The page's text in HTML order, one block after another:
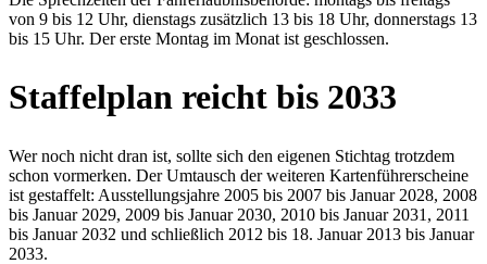
von 9 bis 12 Uhr, dienstags zusätzlich 13 bis 18 Uhr, donnerstags 13
bis 15 Uhr. Der erste Montag im Monat ist geschlossen.
Staffelplan reicht bis 2033
Wer noch nicht dran ist, sollte sich den eigenen Stichtag trotzdem
schon vormerken. Der Umtausch der weiteren Kartenführerscheine
ist gestaffelt: Ausstellungsjahre 2005 bis 2007 bis Januar 2028, 2008
bis Januar 2029, 2009 bis Januar 2030, 2010 bis Januar 2031, 2011
bis Januar 2032 und schließlich 2012 bis 18. Januar 2013 bis Januar
2033.